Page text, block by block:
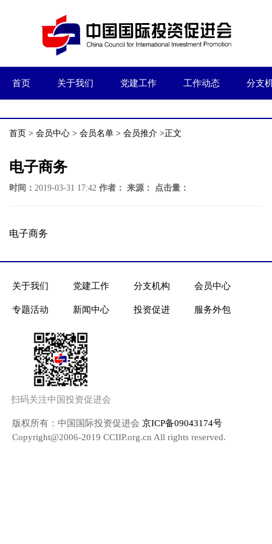
首页 关于我们 党建工作 工作动态 分支
首页 > 会员中心 > 会员名单 > 会员推介 >正文
电子商务
时间： 2019-03-31 17:42 作者： 来源： 点击量：
电子商务
关于我们 党建工作 分支机构 会员中心
专题活动 新闻中心 投资促进 服务外包
扫码关注中国投资促进会
版权所有：中国国际投资促进会 京ICP备09043174号
Copyright@2006-2019 CCIIP.org.cn All rights reserved.